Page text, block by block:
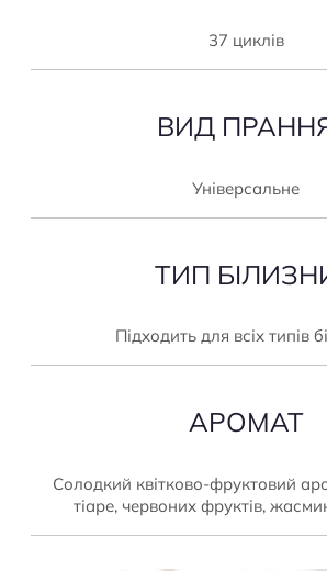
37 циклів
ВИД
Універсальне
ТИП
Підходить для всіх типів
АРОМАТ
Солодкий квітково-фруктовий
тіаре, червоних фруктів,